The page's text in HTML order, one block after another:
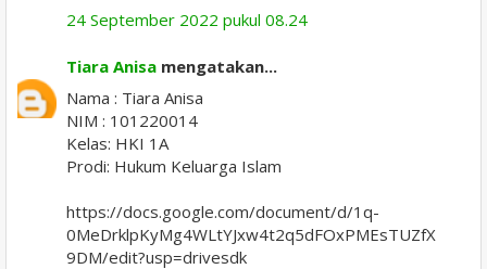
24 September 2022 pukul 08.24
Tiara Anisa mengatakan...
Nama : Tiara Anisa
NIM : 101220014
Kelas: HKI 1A
Prodi: Hukum Keluarga Islam
https://docs.google.com/document/d/1q-
0MeDrklpKyMg4WLtYJxw4t2q5dFOxPMEsTUZfX
9DM/edit?usp=drivesdk